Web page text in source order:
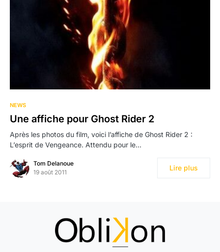
NEWS
Une affiche pour Ghost Rider 2
Après les photos du film, voici l’affiche de Ghost Rider 2 :
L’esprit de Vengeance. Attendu pour le…
Tom Delanoue
19 août 2011
Lire plus